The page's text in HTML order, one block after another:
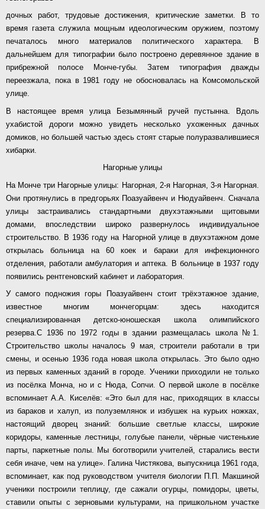
дочных работ, трудовые достижения, критические заметки. В то
время газета служила мощным идеологическим оружием, поэтому
печаталось много материалов политического характера. В
дальнейшем для типографии было построено деревянное здание в
прибрежной полосе Монче-губы. Затем типография дважды
переезжала, пока в 1981 году не обосновалась на Комсомольской
улице.
В настоящее время улица Безымянный ручей пустынна. Вдоль
ухабистой дороги можно увидеть несколько ухоженных дачных
домиков, но большей частью здесь стоят старые полуразвалившиеся
хибарки.
Нагорные улицы
На Монче три Нагорные улицы: Нагорная, 2-я Нагорная, 3-я Нагорная.
Они протянулись в предгорьях Поазуайвенч и Нюдуайвенч. Сначала
улицы застраивались стандартными двухэтажными щитовыми
домами, впоследствии широко развернулось индивидуальное
строительство. В 1936 году на Нагорной улице в двухэтажном доме
открылась больница на 60 коек и бараки для инфекционного
отделения, работали амбулатория и аптека. В больнице в 1937 году
появились рентгеновский кабинет и лаборатория.
У самого подножия горы Поазуайвенч стоит трёхэтажное здание,
известное многим мончегорцам: здесь находится
специализированная детско-юношеская школа олимпийского
резерва.С 1936 по 1972 годы в здании размещалась школа №1.
Строительство школы началось 9 мая, строители работали в три
смены, и осенью 1936 года новая школа открылась. Это было одно
из первых каменных зданий в городе. Ученики приходили не только
из посёлка Монча, но и с Нюда, Сопчи. О первой школе в посёлке
вспоминает А.А. Киселёв: «Это был для нас, приходящих в классы
из бараков и халуп, из полуземлянок и избушек на курьих ножках,
настоящий дворец знаний: большие светлые классы, широкие
коридоры, каменные лестницы, голубые панели, чёрные чистенькие
парты, паркетные полы. Мы боготворили учителей, старались вести
себя иначе, чем на улице». Галина Чистякова, выпускница 1961 года,
вспоминает, как под руководством учителя биологии П.П. Макшиной
ученики построили теплицу, где сажали огурцы, помидоры, цветы,
ставили опыты с зерновыми культурами, на пришкольном участке